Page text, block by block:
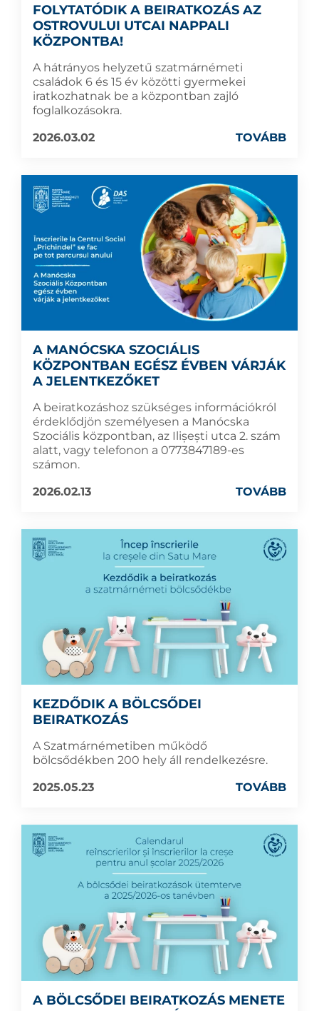
FOLYTATÓDIK A BEIRATKOZÁS AZ
OSTROVULUI UTCAI NAPPALI
KÖZPONTBA!
A hátrányos helyzetű szatmárnémeti
családok 6 és 15 év közötti gyermekei
iratkozhatnak be a központban zajló
foglalkozásokra.
2026.03.02
TOVÁBB
A MANÓCSKA SZOCIÁLIS
KÖZPONTBAN EGÉSZ ÉVBEN VÁRJÁK
A JELENTKEZŐKET
A beiratkozáshoz szükséges információkról
érdeklődjön személyesen a Manócska
Szociális központban, az Ilișești utca 2. szám
alatt, vagy telefonon a 0773847189-es
számon.
2026.02.13
TOVÁBB
KEZDŐDIK A BÖLCSŐDEI
BEIRATKOZÁS
A Szatmárnémetiben működő
bölcsődékben 200 hely áll rendelkezésre.
2025.05.23
TOVÁBB
A BÖLCSŐDEI BEIRATKOZÁS MENETE